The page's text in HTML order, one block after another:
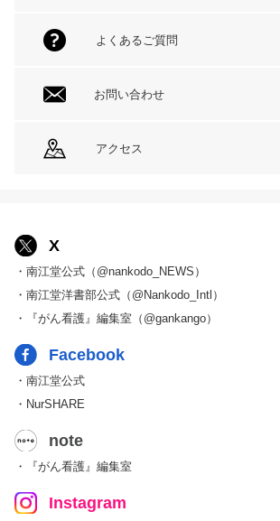
よくあるご質問
お問い合わせ
アクセス
X
・南江堂公式（@nankodo_NEWS）
・南江堂洋書部公式（@Nankodo_Intl）
・『がん看護』編集室（@gankango）
Facebook
・南江堂公式
・NurSHARE
note
・『がん看護』編集室
Instagram